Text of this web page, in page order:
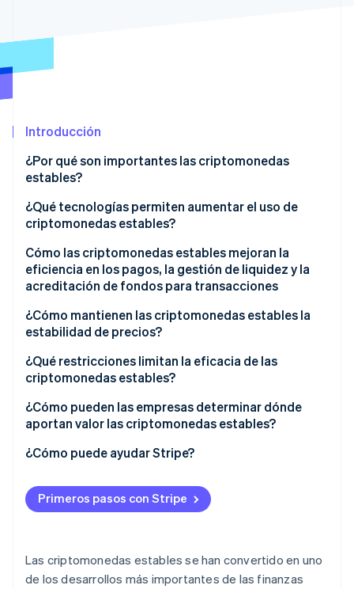
Introducción
¿Por qué son importantes las criptomonedas
estables?
¿Qué tecnologías permiten aumentar el uso de
criptomonedas estables?
Cómo las criptomonedas estables mejoran la
eficiencia en los pagos, la gestión de liquidez y la
acreditación de fondos para transacciones
¿Cómo mantienen las criptomonedas estables la
estabilidad de precios?
Reservas con el respaldo de monedas fiat
Modelos garantizados por criptomonedas
Tokens con el respaldo de materias primas
Mecanismos algorítmicos
¿Qué restricciones limitan la eficacia de las
criptomonedas estables?
Incertidumbre normativa
Confianza del emisor y transparencia de reservas
Riesgos de seguridad y custodia
Falta de las protecciones tradicionales
Preparación para el entorno
¿Cómo pueden las empresas determinar dónde
aportan valor las criptomonedas estables?
¿Cómo puede ayudar Stripe?
Primeros pasos con Stripe
Las criptomonedas estables se han convertido en uno
de los desarrollos más importantes de las finanzas